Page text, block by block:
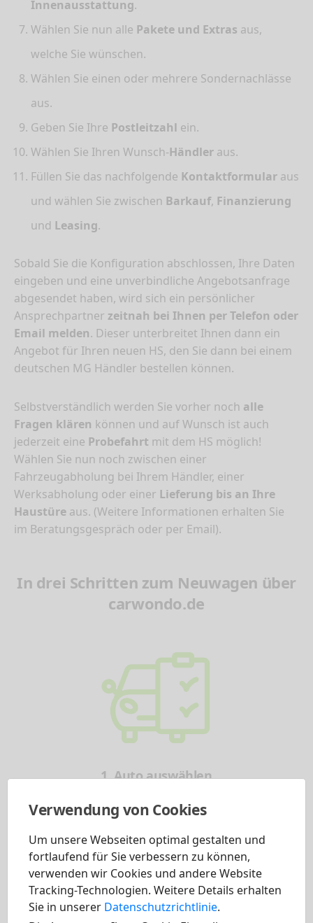
Verwendung von Cookies
Um unsere Webseiten optimal gestalten und
fortlaufend für Sie verbessern zu können,
verwenden wir Cookies und andere Website
Tracking-Technologien. Weitere Details erhalten
Sie in unserer Datenschutzrichtlinie.
Innenausstattung.
Wählen Sie nun alle Pakete und Extras aus,
welche Sie wünschen.
Wählen Sie einen oder mehrere Sondernachlässe
aus.
Geben Sie Ihre Postleitzahl ein.
Wählen Sie Ihren Wunsch-Händler aus.
Füllen Sie das nachfolgende Kontaktformular aus
und wählen Sie zwischen Barkauf, Finanzierung
und Leasing.
Sobald Sie die Konfiguration abschlossen, Ihre Daten
eingeben und eine unverbindliche Angebotsanfrage
abgesendet haben, wird sich ein persönlicher
Ansprechpartner zeitnah bei Ihnen per Telefon oder
Email melden. Dieser unterbreitet Ihnen dann ein
Angebot für Ihren neuen HS, den Sie dann bei einem
deutschen MG Händler bestellen können.
Selbstverständlich werden Sie vorher noch alle
Fragen klären können und auf Wunsch ist auch
jederzeit eine Probefahrt mit dem HS möglich!
Wählen Sie nun noch zwischen einer
Fahrzeugabholung bei Ihrem Händler, einer
Werksabholung oder einer Lieferung bis an Ihre
Haustüre aus. (Weitere Informationen erhalten Sie
im Beratungsgespräch oder per Email).
In drei Schritten zum Neuwagen über
carwondo.de
1. Auto auswählen
Ihr gewünschtes Fahrzeug aus.
Anschließend sehen Sie alle verfügbaren
Prämien und Rabatte. Diese können Sie
persönlich auf Sie ausgerichtet, Ihrem